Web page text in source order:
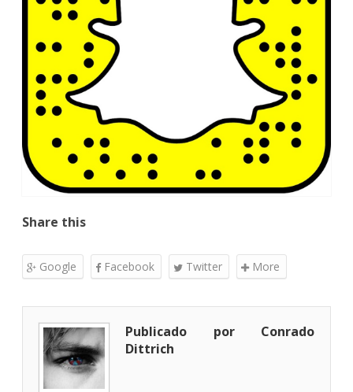
Share this
Google Facebook Twitter More
Publicado por Conrado
Dittrich